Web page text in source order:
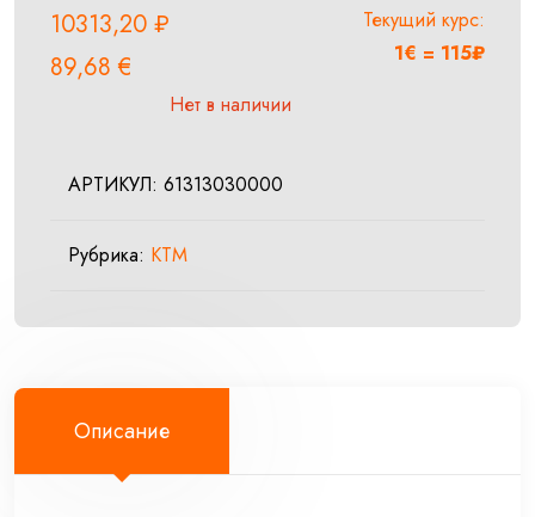
10313,20 ₽
89,68€
Текущий курс:
1€ = 115₽
Нет в наличии
АРТИКУЛ: 61313030000
Рубрика: KTM
Описание